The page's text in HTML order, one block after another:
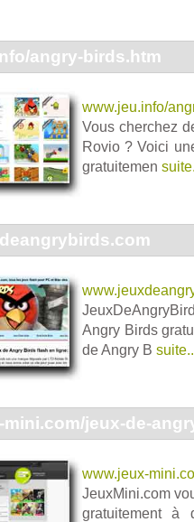
angry-birds.htm
www.jeu.info/
Vous cherchez
Rovio ? Voici
gratuitemen
Angry Birds
de Angry B
jeux-de-
www.jeux-
JeuxMini.com
gratuitement à